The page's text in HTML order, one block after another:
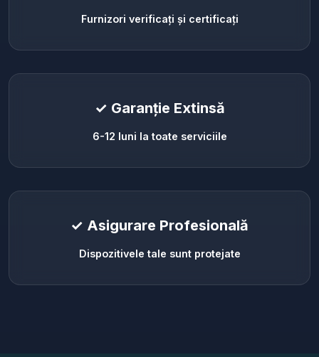
Furnizori verificați și certificați
✓ Garanție Extinsă
6-12 luni la toate serviciile
✓ Asigurare Profesională
Dispozitivele tale sunt protejate